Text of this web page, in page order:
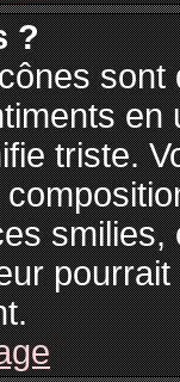
?
triste.